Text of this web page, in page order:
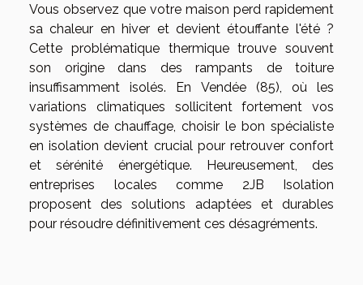
Vous observez que votre maison perd rapidement
sa chaleur en hiver et devient étouffante l'été ?
Cette problématique thermique trouve souvent
son origine dans des rampants de toiture
insuffisamment isolés. En Vendée (85), où les
variations climatiques sollicitent fortement vos
systèmes de chauffage, choisir le bon spécialiste
en isolation devient crucial pour retrouver confort
et sérénité énergétique. Heureusement, des
entreprises locales comme 2JB Isolation
proposent des solutions adaptées et durables
pour résoudre définitivement ces désagréments.